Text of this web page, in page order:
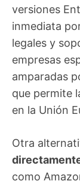
versiones
inmediata
legales y
empresas
amparadas
que permite
en la Unión
Otra
como